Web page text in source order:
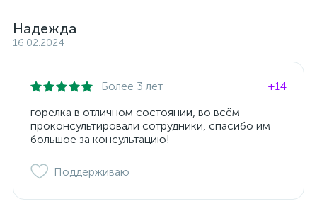
Надежда
16.02.2024
Более 3 лет
+14
горелка в отличном состоянии, во всём
проконсультировали сотрудники, спасибо им
большое за консультацию!
Поддерживаю